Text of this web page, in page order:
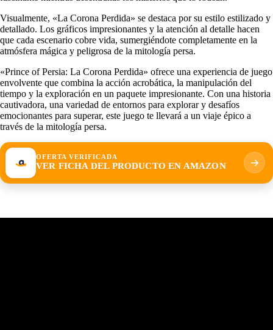
Visualmente, «La Corona Perdida» se destaca por su estilo estilizado y
detallado. Los gráficos impresionantes y la atención al detalle hacen
que cada escenario cobre vida, sumergiéndote completamente en la
atmósfera mágica y peligrosa de la mitología persa.
«Prince of Persia: La Corona Perdida» ofrece una experiencia de juego
envolvente que combina la acción acrobática, la manipulación del
tiempo y la exploración en un paquete impresionante. Con una historia
cautivadora, una variedad de entornos para explorar y desafíos
emocionantes para superar, este juego te llevará a un viaje épico a
través de la mitología persa.
OFERTA VERIFICADA
VER FICHA DEL PRODUCTO EN AMAZON